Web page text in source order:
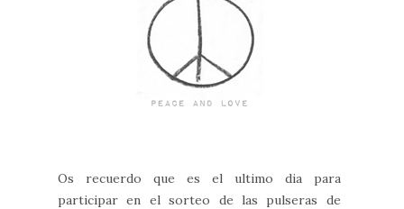
Os recuerdo que es el ultimo dia para
participar en el sorteo de las pulseras de